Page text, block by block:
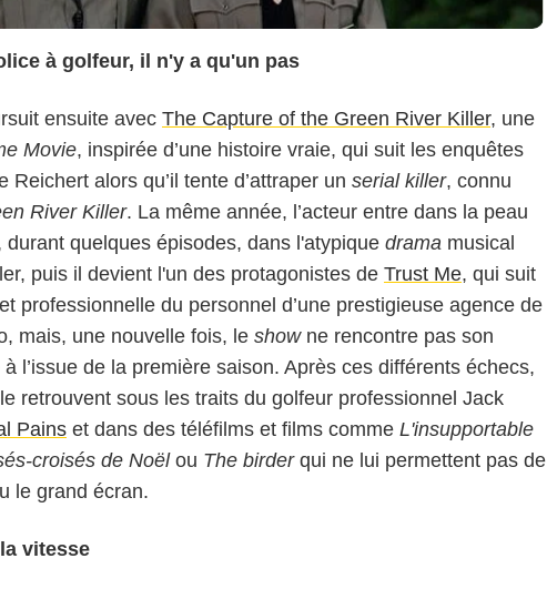
à golfeur, il n'y a qu'un pas
ensuite avec The Capture of the Green River Killer, une
Movie, inspirée d’une histoire vraie, qui suit les enquêtes
Reichert alors qu’il tente d’attraper un serial killer, connu
River Killer. La même année, l’acteur entre dans la peau
durant quelques épisodes, dans l'atypique drama musical
puis il devient l'un des protagonistes de Trust Me, qui suit
professionnelle du personnel d’une prestigieuse agence de
mais, une nouvelle fois, le showne rencontre pas son
l’issue de la première saison. Après ces différents échecs,
retrouvent sous les traits du golfeur professionnel Jack
Pains et dans des téléfilms et films comme L'insupportable
croisés de Noëlou The birderqui ne lui permettent pas de
le grand écran.
vitesse